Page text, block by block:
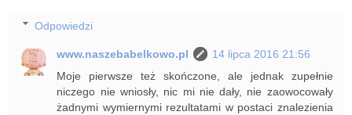
Odpowiedzi
www.naszebabelkowo.pl
14 lipca 2016 21:56
Moje pierwsze też skończone, ale jednak zupełnie
niczego nie wniosły, nic mi nie dały, nie zaowocowały
żadnymi wymiernymi rezultatami w postaci znalezienia